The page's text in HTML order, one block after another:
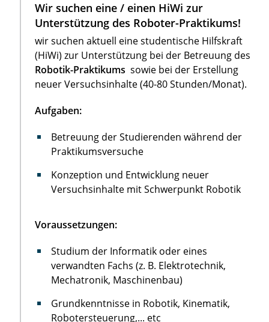
Wir suchen eine / einen HiWi zur
Unterstützung des Roboter-Praktikums!
wir suchen aktuell eine studentische Hilfskraft
(HiWi) zur Unterstützung bei der Betreuung des
Robotik-Praktikums sowie bei der Erstellung
neuer Versuchsinhalte (40-80 Stunden/Monat).
Aufgaben:
Betreuung der Studierenden während der
Praktikumsversuche
Konzeption und Entwicklung neuer
Versuchsinhalte mit Schwerpunkt Robotik
Voraussetzungen:
Studium der Informatik oder eines
verwandten Fachs (z. B. Elektrotechnik,
Mechatronik, Maschinenbau)
Grundkenntnisse in Robotik, Kinematik,
Robotersteuerung,... etc